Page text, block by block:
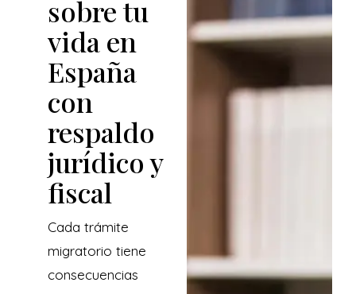
sobre tu
vida en
España
con
respaldo
jurídico y
fiscal
Cada trámite
migratorio tiene
consecuencias